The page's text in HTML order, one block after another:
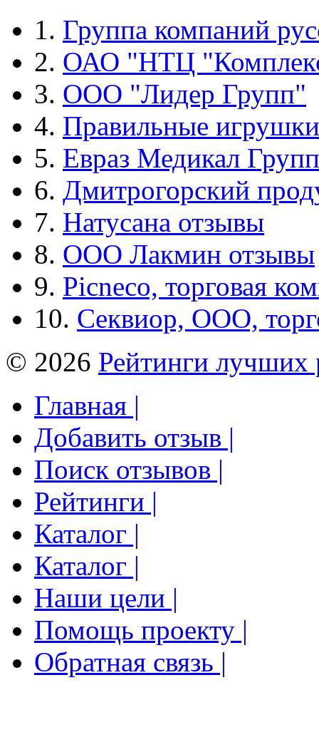
1. Группа компаний
2. ОАО "НТЦ
3. ООО "Лидер Групп"
4. Правильные игрушки
5. Евраз Медикал Групп
6. Дмитрогорский
7. Натусана отзывы
8. ООО Лакмин отзывы
9. Picneco, торговая
10. Секвиор, ООО,
© 2026 Рейтинги лучших
Главная |
Добавить отзыв |
Поиск отзывов |
Рейтинги |
Каталог |
Каталог |
Наши цели |
Помощь проекту |
Обратная связь |